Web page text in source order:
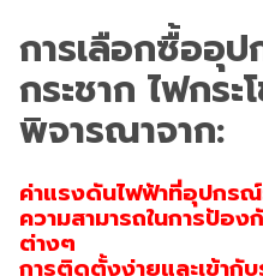
การเลือกซื้ออุ
กระชาก ไฟกร
พิจารณาจาก:
ค่าแรงดันไฟฟ้าที่อุปกร
ความสามารถในการป้อง
ต่างๆ
การติดตั้งง่ายและเข้ากั